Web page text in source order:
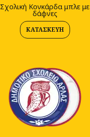
Σχολική Κονκάρδα μπλε με
δάφνες
ΚΑΤΑΣΚΕΥΉ